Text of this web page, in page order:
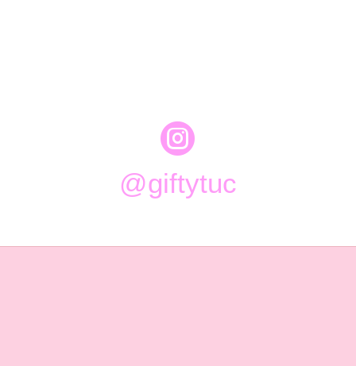

@giftytuc